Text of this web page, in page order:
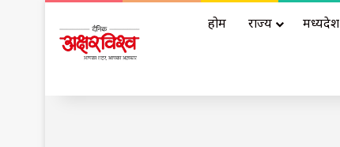
होम राज्य मध्यप्रदेश